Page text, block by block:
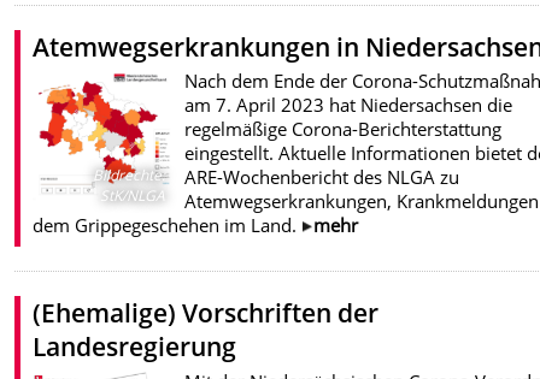
Atemwegserkrankungen in
Bildrechte:
StK/NLGA
Nach dem Ende der Corona-
am 7. April 2023 hat Niedersachsen die
regelmäßige Corona-Berichterstattung
eingestellt. Aktuelle Informationen bietet
ARE-Wochenbericht des NLGA zu
Atemwegserkrankungen,
dem Grippegeschehen im Land.
mehr
(Ehemalige) Vorschriften der
Landesregierung